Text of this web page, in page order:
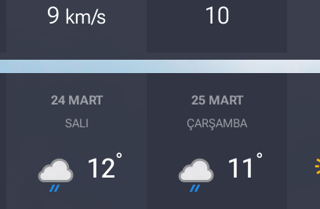
9 km/s 10
24 MART
SALI
12°
25 MART
ÇARŞAMBA
11 °